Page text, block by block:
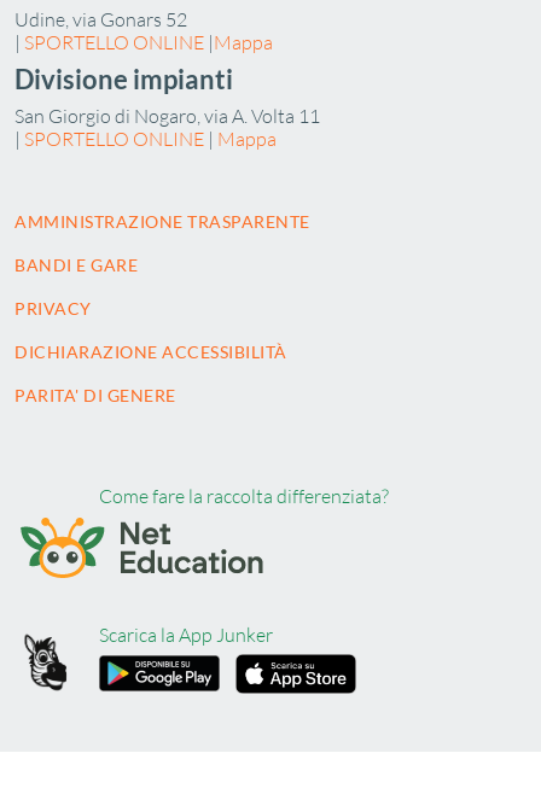
Udine, via Gonars 52
| SPORTELLO ONLINE |Mappa
Divisione impianti
San Giorgio di Nogaro, via A. Volta 11
| SPORTELLO ONLINE | Mappa
AMMINISTRAZIONE TRASPARENTE
BANDI E GARE
PRIVACY
DICHIARAZIONE ACCESSIBILITÀ
PARITA' DI GENERE
Come fare la raccolta differenziata?
Scarica la App Junker